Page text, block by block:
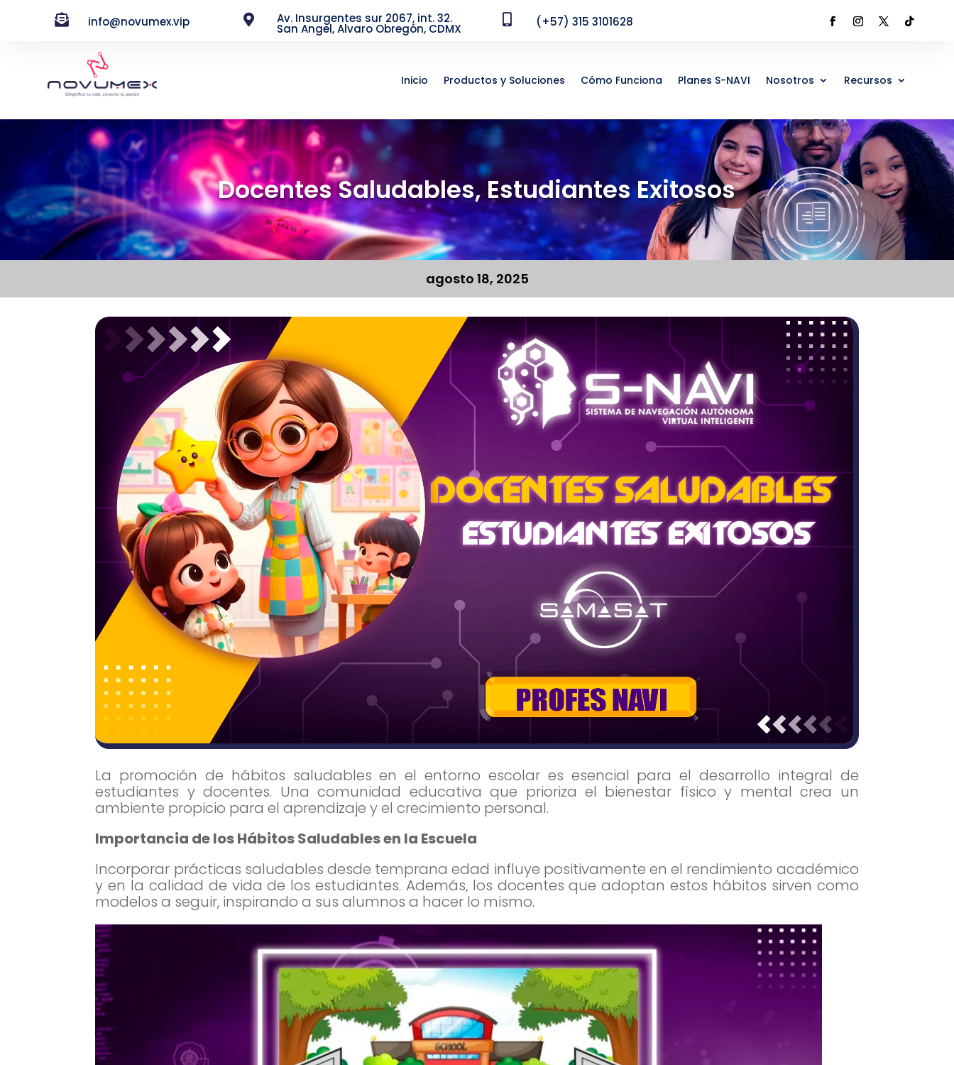
 info@novumex.vip  Av. Insurgentes sur 2067, int. 32.
San Angel, Alvaro Obregón, CDMX
 (+57) 315 3101628
Inicio Productos y Soluciones Cómo Funciona Planes S-NAVI Nosotros Recursos
Docentes Saludables, Estudiantes Exitosos
agosto 18, 2025
La promoción de hábitos saludables en el entorno escolar es esencial para el desarrollo integral de
estudiantes y docentes. Una comunidad educativa que prioriza el bienestar físico y mental crea un
ambiente propicio para el aprendizaje y el crecimiento personal.
Importancia de los Hábitos Saludables en la Escuela
Incorporar prácticas saludables desde temprana edad influye positivamente en el rendimiento académico
y en la calidad de vida de los estudiantes. Además, los docentes que adoptan estos hábitos sirven como
modelos a seguir, inspirando a sus alumnos a hacer lo mismo.